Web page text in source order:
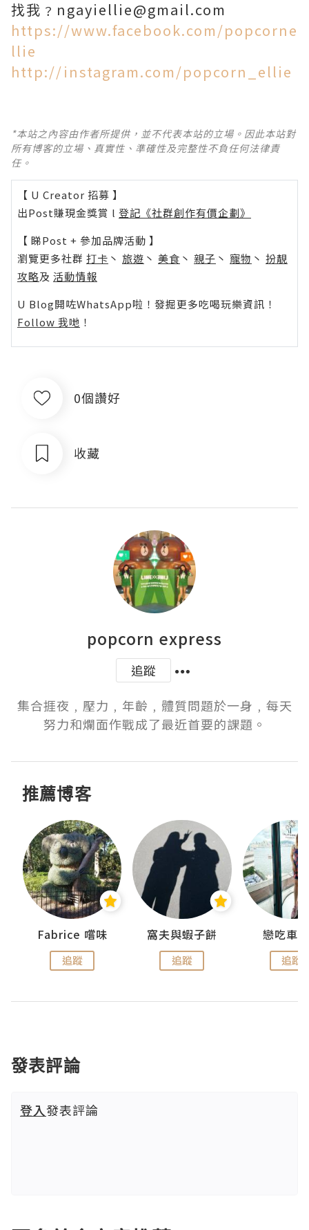
找我﹖ngayiellie@gmail.com
https://www.facebook.com/popcorne
llie
http://instagram.com/popcorn_ellie
*本站之內容由作者所提供，並不代表本站的立場。因此本站對
所有博客的立場、真實性、準確性及完整性不負任何法律責
任。
【 U Creator 招募 】
出Post賺現金獎賞 l 登記《社群創作有價企劃》
【 睇Post + 參加品牌活動 】
瀏覽更多社群 打卡 丶 旅遊 丶 美食 丶 親子 丶 寵物 丶 扮靚
攻略及 活動情報
U Blog開咗WhatsApp啦！發掘更多吃喝玩樂資訊！
Follow 我哋 ！
0個讚好
收藏
popcorn express
追蹤
集合捱夜﹐壓力﹐年齡﹐體質問題於一身﹐每天
努力和爛面作戰成了最近首要的課題。
推薦博客
Fabrice 嚐味
追蹤
窩夫與蝦子餅
追蹤
戀吃車
追蹤
發表評論
登入發表評論